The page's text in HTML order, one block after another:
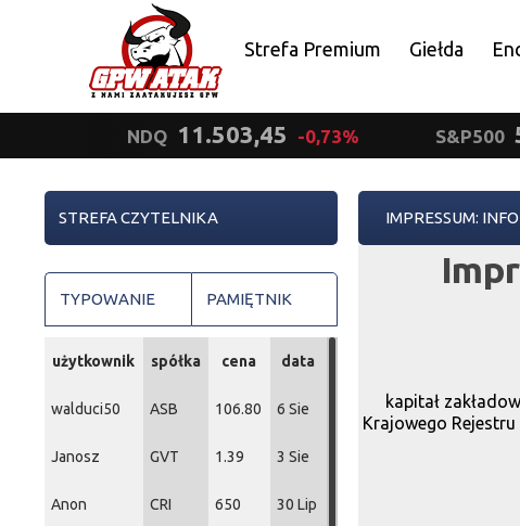
Strefa Premium Giełda
NDQ 11.503,45 -0,73% S&P500
IMPRESSUM:
kapitał
Krajowego Rejestru
STREFA CZYTELNIKA
TYPOWANIE PAMIĘTNIK
użytkownik spółka cena data
walduci50 ASB 106.80 6 Sie
Janosz GVT 1.39 3 Sie
Anon CRI 650 30 Lip